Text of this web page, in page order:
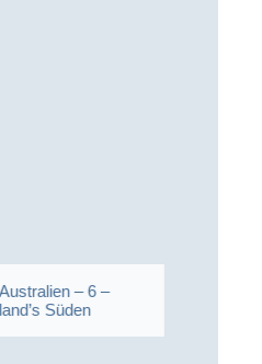
– 6 –
Süden